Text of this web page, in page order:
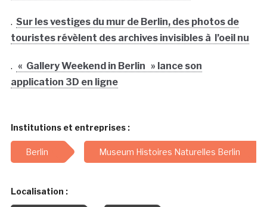
. Sur les vestiges du mur de Berlin, des photos de
touristes révèlent des archives invisibles à l’oeil nu
. « Gallery Weekend in Berlin » lance son
application 3D en ligne
Institutions et entreprises :
Berlin Museum Histoires Naturelles Berlin
Localisation :